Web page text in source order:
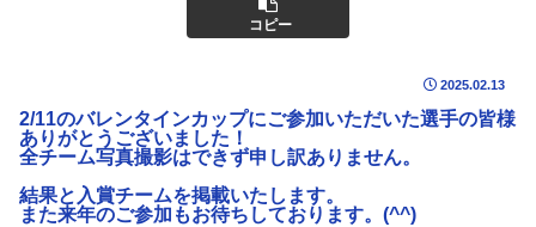
コピー
2025.02.13
2/11のバレンタインカップにご参加いただいた選手の皆様
ありがとうございました！
全チーム写真撮影はできず申し訳ありません。
結果と入賞チームを掲載いたします。
また来年のご参加もお待ちしております。(^^)